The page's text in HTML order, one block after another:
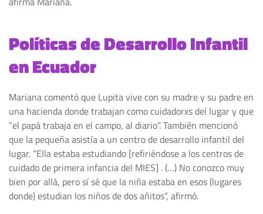
Políticas de Desarrollo Infantil
en Ecuador
Mariana comentó que Lupita vive con su madre y su padre en
una hacienda donde trabajan como cuidadorxs del lugar y que
“el papá trabaja en el campo, al diario”. También mencionó
que la pequeña asistía a un centro de desarrollo infantil del
lugar. “Ella estaba estudiando [refiriéndose a los centros de
cuidado de primera infancia del MIES] . (…) No conozco muy
bien por allá, pero sí sé que la niña estaba en esos (lugares
donde) estudian los niños de dos añitos”, afirmó.